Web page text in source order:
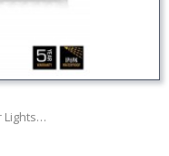
Lights…